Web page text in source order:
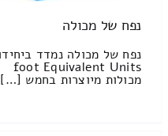
נפח של מכולה
foot Equivalent Units
מכולות מיוצרות בחמש […]